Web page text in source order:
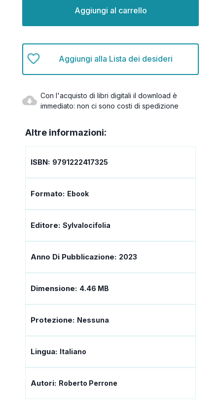
Aggiungi alla Lista dei desideri
Con l'acquisto di libri digitali il download è
immediato: non ci sono costi di spedizione
Altre informazioni:
ISBN: 9791222417325
Formato: Ebook
Editore: Sylvalocifolia
Anno Di Pubblicazione: 2023
Dimensione: 4.46 MB
Protezione: Nessuna
Lingua: Italiano
Autori: Roberto Perrone